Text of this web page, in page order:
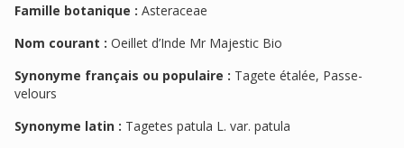
Famille botanique : Asteraceae
Nom courant : Oeillet d’Inde Mr Majestic Bio
Synonyme français ou populaire : Tagete étalée, Passe-
velours
Synonyme latin : Tagetes patula L. var. patula